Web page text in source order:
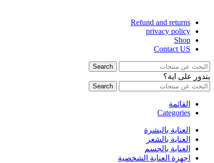
Refund and returns
privacy policy
Shop
Contact US
Search
بتدور على اية؟
Search
القائمة
Categories
العناية بالبشرة
العناية بالشعر
العناية بالجسم
اجهزة العناية الشخصية